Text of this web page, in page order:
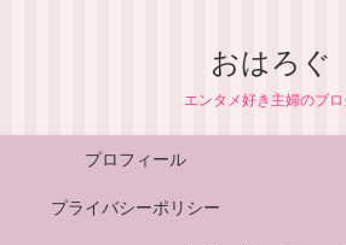
おはろぐ
エンタメ好き主婦のブ
プロフィール
プライバシーポリシー